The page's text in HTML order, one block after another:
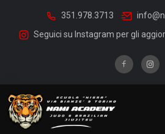
351.978.3713
Seguici su Instagram per gli